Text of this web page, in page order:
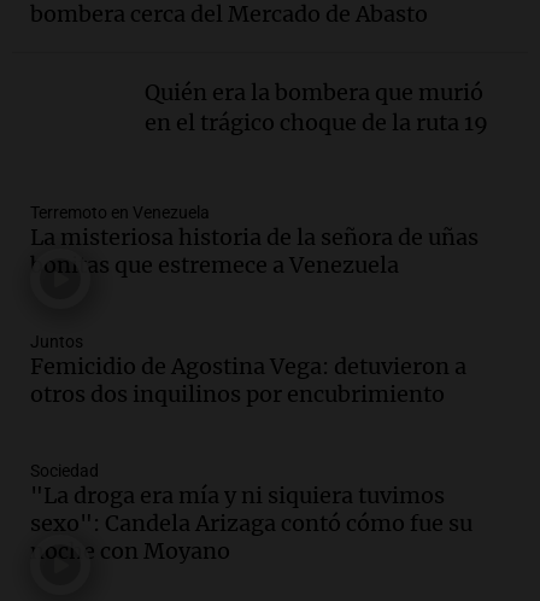
en Córdoba pidiendo pan, paz y trabajo
Día Internacional de la Cerveza:
mitos, secretos y el desafío de producir
Episodios
Audio.Tucumán enfrenta un equilibrio
financiero precario debido a la caída del
Panorama Federal
Episodios
Audio.La calidad del empleo en
en un contexto de crisis económica
Panorama Federal
Episodios
Audio. Audiencia por tragedia vial en
bombera cerca del Mercado de Abasto
Quién era la bombera que murió
en el trágico choque de la ruta 19
Terremoto en Venezuela
La misteriosa historia de la señora de uñas
bonitas que estremece a Venezuela
Juntos
Femicidio de Agostina Vega: detuvieron a
otros dos inquilinos por encubrimiento
Sociedad
"La droga era mía y ni siquiera tuvimos
sexo": Candela Arizaga contó cómo fue su
noche con Moyano